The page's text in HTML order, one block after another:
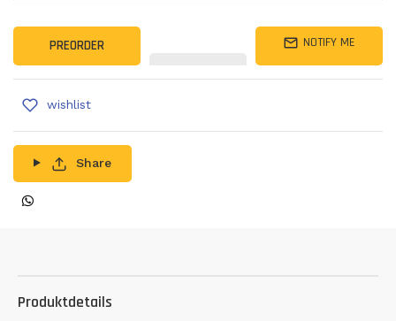
PREORDER NOTIFY ME
wishlist
Share
Produktdetails